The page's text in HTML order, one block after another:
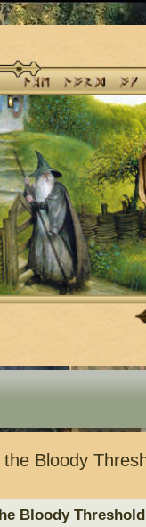
Bloody
Bloody Threshold